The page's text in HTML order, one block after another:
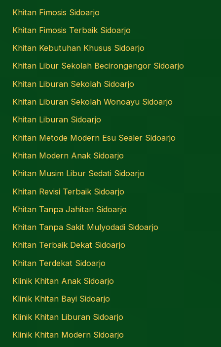
Khitan Fimosis Sidoarjo
Khitan Fimosis Terbaik Sidoarjo
Khitan Kebutuhan Khusus Sidoarjo
Khitan Libur Sekolah Becirongengor Sidoarjo
Khitan Liburan Sekolah Sidoarjo
Khitan Liburan Sekolah Wonoayu Sidoarjo
Khitan Liburan Sidoarjo
Khitan Metode Modern Esu Sealer Sidoarjo
Khitan Modern Anak Sidoarjo
Khitan Musim Libur Sedati Sidoarjo
Khitan Revisi Terbaik Sidoarjo
Khitan Tanpa Jahitan Sidoarjo
Khitan Tanpa Sakit Mulyodadi Sidoarjo
Khitan Terbaik Dekat Sidoarjo
Khitan Terdekat Sidoarjo
Klinik Khitan Anak Sidoarjo
Klinik Khitan Bayi Sidoarjo
Klinik Khitan Liburan Sidoarjo
Klinik Khitan Modern Sidoarjo